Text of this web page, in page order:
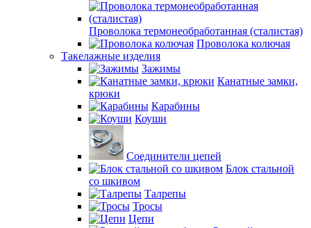
Проволока термонеобработанная (сталистая)
Проволока колючая
Такелажные изделия
Зажимы
Канатные замки,
крюки
Карабины
Коуши
Соединители цепей
Блок стальной
со шкивом
Талрепы
Тросы
Цепи